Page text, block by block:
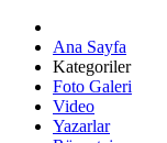
Ana Sayfa
Kategoriler
Foto Galeri
Video
Yazarlar